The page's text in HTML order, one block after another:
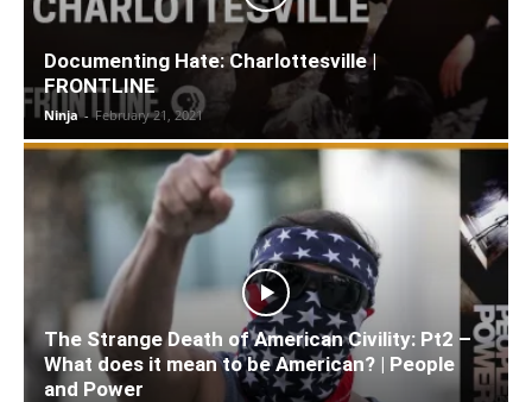
Documenting Hate: Charlottesville |
FRONTLINE
Ninja - February 21, 2021
The Strange Death of American Civility: Pt2 –
What does it mean to be American? | People
and Power